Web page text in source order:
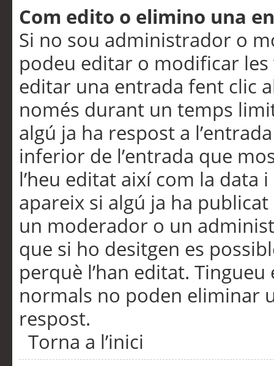
Com edito o elimino una
Si no sou administrador o
podeu editar o modificar
editar una entrada fent clic
només durant un temps
algú ja ha respost a
inferior de l’entrada que
l’heu editat així com la data
apareix si algú ja ha
un moderador o un
que si ho desitgen es
perquè l’han editat.
normals no poden eliminar
respost.
Torna a l’inici